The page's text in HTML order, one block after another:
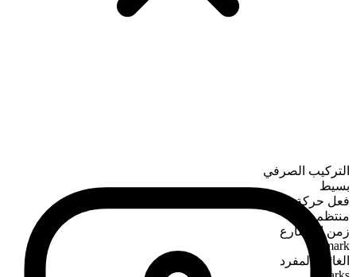
التركيب الصرفي
بسيط
فعل حركة
منتظم
زمن المضارع
mark
الغائب المفرد